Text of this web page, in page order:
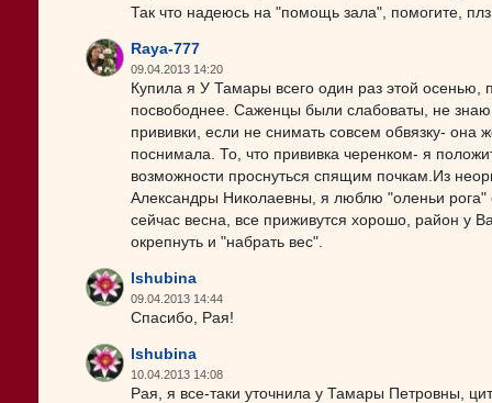
Так что надеюсь на "помощь зала", помогите,
Raya-777
09.04.2013 14:20
Купила я У Тамары всего один раз этой осенью,
посвободнее. Саженцы были слабоваты, не
прививки, если не снимать совсем обвязку- она
поснимала. То, что прививка черенком- я
возможности проснуться спящим почкам.Из
Александры Николаевны, я люблю "оленьи рога"
сейчас весна, все приживутся хорошо, район у
окрепнуть и "набрать вес".
lshubina
09.04.2013 14:44
Спасибо, Рая!
lshubina
10.04.2013 14:08
Рая, я все-таки уточнила у Тамары Петровны,